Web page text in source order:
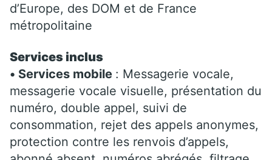
d’Europe, des DOM et de France
métropolitaine
Services inclus
• Services mobile : Messagerie vocale,
messagerie vocale visuelle, présentation du
numéro, double appel, suivi de
consommation, rejet des appels anonymes,
protection contre les renvois d’appels,